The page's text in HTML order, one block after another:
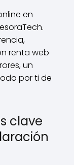
en
renta web
un
por ti de
clave